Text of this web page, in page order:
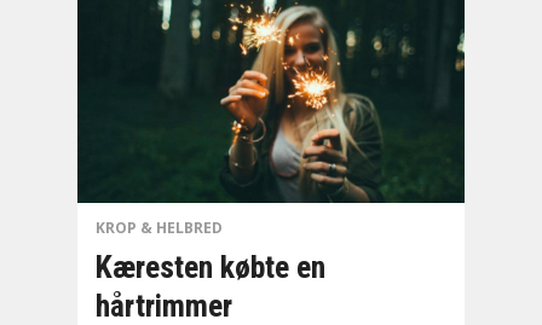
KROP & HELBRED
Kæresten købte en
hårtrimmer